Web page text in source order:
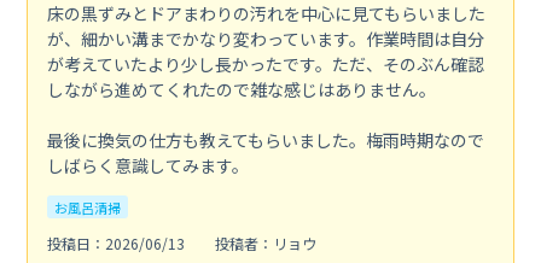
床の黒ずみとドアまわりの汚れを中心に見てもらいました
が、細かい溝までかなり変わっています。作業時間は自分
が考えていたより少し長かったです。ただ、そのぶん確認
しながら進めてくれたので雑な感じはありません。
最後に換気の仕方も教えてもらいました。梅雨時期なので
しばらく意識してみます。
お風呂清掃
投稿日：2026/06/13
投稿者：リョウ